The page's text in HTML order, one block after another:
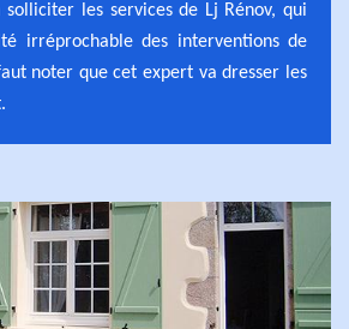
solliciter les services de Lj Rénov, qui
irréprochable des interventions de
noter que cet expert va dresser les